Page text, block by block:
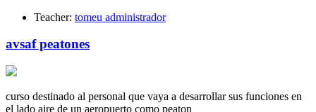
Teacher: tomeu administrador
avsaf peatones
curso destinado al personal que vaya a desarrollar sus funciones en
el lado aire de un aeropuerto como peaton